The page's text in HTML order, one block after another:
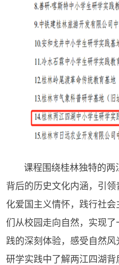
课程围绕桂林独特的两
背后的历史文化内涵，引
化爱国主义情怀，践行社
们从校园走向自然，实现
践的深刻体验，感受自然
研学实践中了解两江四湖